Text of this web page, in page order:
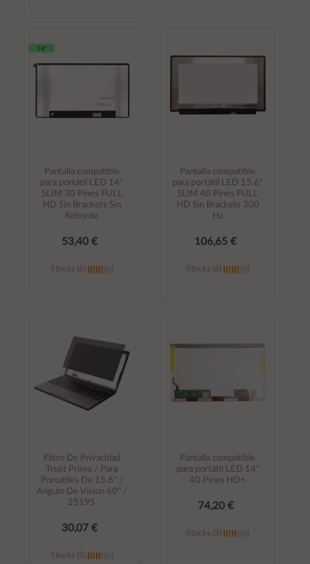
Pantalla compatible
para portátil LED 14"
SLIM 30 Pines FULL
HD Sin Brackets Sin
Reborde
53,40 €
Stocks (6)
carrito
Pantalla compatible
para portátil LED 15.6"
SLIM 40 Pines FULL
HD Sin Brackets 300
Hz
106,65 €
Stocks (6)
Filtro De Privacidad
Trust Primo / Para
Portatiles De 15.6" /
Angulo De Vision 60º /
25195
30,07 €
Stocks (5)
Pantalla compatible
para portátil LED 14"
40 Pines HD+
74,20 €
Stocks (5)